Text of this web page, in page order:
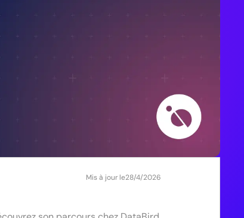
Mis à jour le28/4/2026